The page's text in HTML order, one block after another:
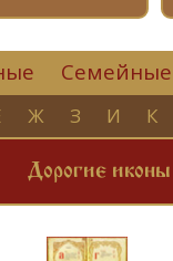
Семейные
Ж З И К
Дорогие иконы